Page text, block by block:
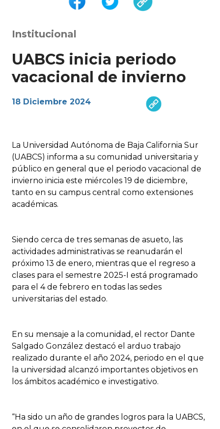
Institucional
UABCS inicia periodo
vacacional de invierno
18 Diciembre 2024
La Universidad Autónoma de Baja California Sur
(UABCS) informa a su comunidad universitaria y
público en general que el periodo vacacional de
invierno inicia este miércoles 19 de diciembre,
tanto en su campus central como extensiones
académicas.
Siendo cerca de tres semanas de asueto, las
actividades administrativas se reanudarán el
próximo 13 de enero, mientras que el regreso a
clases para el semestre 2025-I está programado
para el 4 de febrero en todas las sedes
universitarias del estado.
En su mensaje a la comunidad, el rector Dante
Salgado González destacó el arduo trabajo
realizado durante el año 2024, periodo en el que
la universidad alcanzó importantes objetivos en
los ámbitos académico e investigativo.
“Ha sido un año de grandes logros para la UABCS,